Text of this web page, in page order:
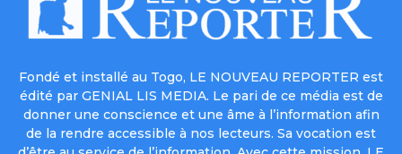
Fondé et installé au Togo, LE NOUVEAU REPORTER est
édité par GENIAL LIS MEDIA. Le pari de ce média est de
donner une conscience et une âme à l’information afin
de la rendre accessible à nos lecteurs. Sa vocation est